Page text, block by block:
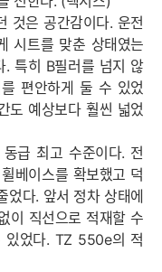
것은 공간감이다. 운전
시트를 맞춘 상태였는
. 특히 B필러를 넘지 않
편안하게 둘 수 있었
도 예상보다 훨씬 넓었
급 최고 수준이다. 전
베이스를 확보했고 덕
다. 앞서 정차 상태에
이 직선으로 적재할 수
있었다. TZ 550e의 적